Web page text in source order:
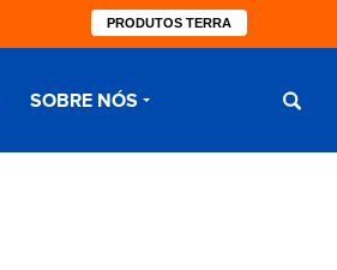
PRODUTOS TERRA
SOBRE NÓS